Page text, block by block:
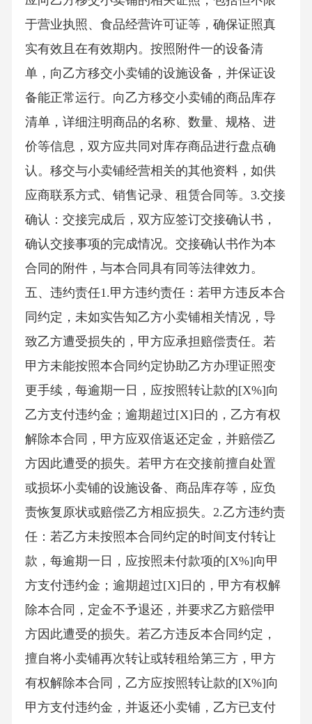
于营业执照、食品经营许可证等，确保证照真
实有效且在有效期内。按照附件一的设备清
单，向乙方移交小卖铺的设施设备，并保证设
备能正常运行。向乙方移交小卖铺的商品库存
清单，详细注明商品的名称、数量、规格、进
价等信息，双方应共同对库存商品进行盘点确
认。移交与小卖铺经营相关的其他资料，如供
应商联系方式、销售记录、租赁合同等。3.交接
确认：交接完成后，双方应签订交接确认书，
确认交接事项的完成情况。交接确认书作为本
合同的附件，与本合同具有同等法律效力。
五、违约责任1.甲方违约责任：若甲方违反本合
同约定，未如实告知乙方小卖铺相关情况，导
致乙方遭受损失的，甲方应承担赔偿责任。若
甲方未能按照本合同约定协助乙方办理证照变
更手续，每逾期一日，应按照转让款的[X%]向
乙方支付违约金；逾期超过[X]日的，乙方有权
解除本合同，甲方应双倍返还定金，并赔偿乙
方因此遭受的损失。若甲方在交接前擅自处置
或损坏小卖铺的设施设备、商品库存等，应负
责恢复原状或赔偿乙方相应损失。2.乙方违约责
任：若乙方未按照本合同约定的时间支付转让
款，每逾期一日，应按照未付款项的[X%]向甲
方支付违约金；逾期超过[X]日的，甲方有权解
除本合同，定金不予退还，并要求乙方赔偿甲
方因此遭受的损失。若乙方违反本合同约定，
擅自将小卖铺再次转让或转租给第三方，甲方
有权解除本合同，乙方应按照转让款的[X%]向
甲方支付违约金，并返还小卖铺，乙方已支付